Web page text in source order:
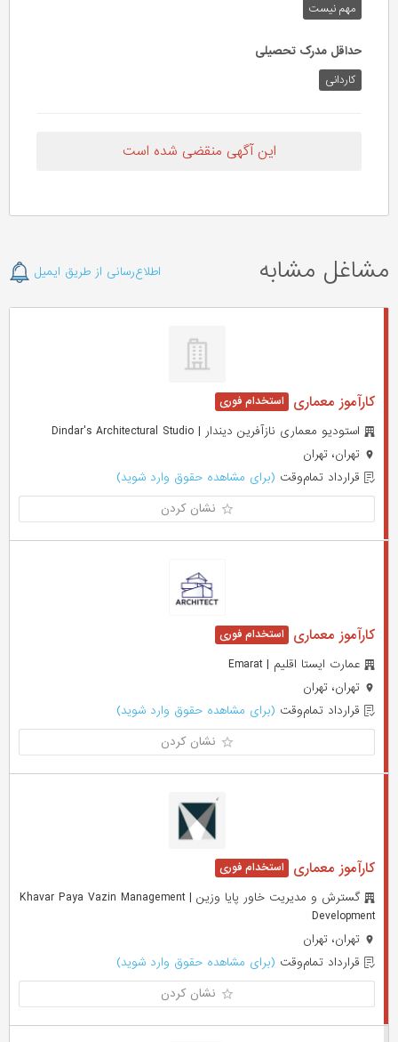
مهم‌ نیست
حداقل مدرک تحصیلی
کاردانی
این آگهی منقضی شده است
مشاغل مشابه اطلاع‌رسانی از طریق ایمیل
کارآموز معماری
استودیو معماری نازآفرین دیندار | Dindar's Architectural Studio
تهران، تهران
قرارداد تمام‌وقت (برای مشاهده حقوق وارد شوید)
نشان کردن
کارآموز معماری
عمارت ایستا اقلیم | Emarat
تهران، تهران
قرارداد تمام‌وقت (برای مشاهده حقوق وارد شوید)
نشان کردن
کارآموز معماری
گسترش و مدیریت خاور پایا وزین | Khavar Paya Vazin Management
Development
تهران، تهران
قرارداد تمام‌وقت (برای مشاهده حقوق وارد شوید)
نشان کردن